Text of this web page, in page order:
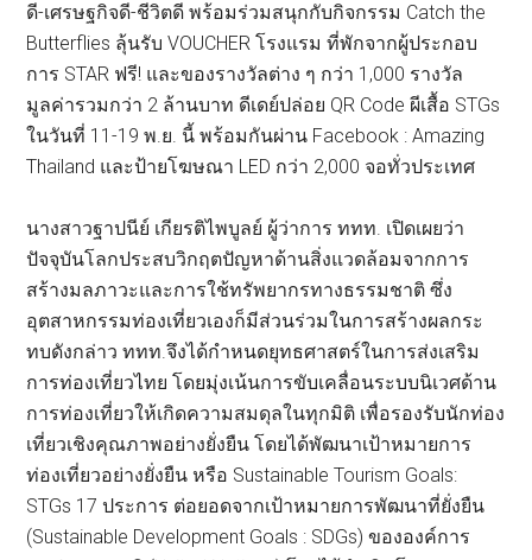
ดี-เศรษฐกิจดี-ชีวิตดี พร้อมร่วมสนุกกับกิจกรรม Catch the
Butterflies ลุ้นรับ VOUCHER โรงแรม ที่พักจากผู้ประกอบ
การ STAR ฟรี! และของรางวัลต่าง ๆ กว่า 1,000 รางวัล
มูลค่ารวมกว่า 2 ล้านบาท ดีเดย์ปล่อย QR Code ผีเสื้อ STGs
ในวันที่ 11-19 พ.ย. นี้ พร้อมกันผ่าน Facebook : Amazing
Thailand และป้ายโฆษณา LED กว่า 2,000 จอทั่วประเทศ
นางสาวฐาปนีย์ เกียรติไพบูลย์ ผู้ว่าการ ททท. เปิดเผยว่า
ปัจจุบันโลกประสบวิกฤตปัญหาด้านสิ่งแวดล้อมจากการ
สร้างมลภาวะและการใช้ทรัพยากรทางธรรมชาติ ซึ่ง
อุตสาหกรรมท่องเที่ยวเองก็มีส่วนร่วมในการสร้างผลกระ
ทบดังกล่าว ททท.จึงได้กำหนดยุทธศาสตร์ในการส่งเสริม
การท่องเที่ยวไทย โดยมุ่งเน้นการขับเคลื่อนระบบนิเวศด้าน
การท่องเที่ยวให้เกิดความสมดุลในทุกมิติ เพื่อรองรับนักท่อง
เที่ยวเชิงคุณภาพอย่างยั่งยืน โดยได้พัฒนาเป้าหมายการ
ท่องเที่ยวอย่างยั่งยืน หรือ Sustainable Tourism Goals:
STGs 17 ประการ ต่อยอดจากเป้าหมายการพัฒนาที่ยั่งยืน
(Sustainable Development Goals : SDGs) ขององค์การ